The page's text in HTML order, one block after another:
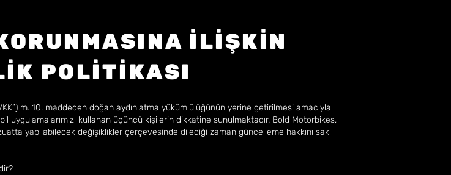
İLİŞKİN
POLİTİKASI
m. 10. maddeden doğan aydınlatma yükümlülüğünün yerine getirilmesi amacıyla
kullanan üçüncü kişilerin dikkatine sunulmaktadır. Bold Motorbikes,
yapılabilecek değişiklikler çerçevesinde dilediği zaman güncelleme hakkını saklı